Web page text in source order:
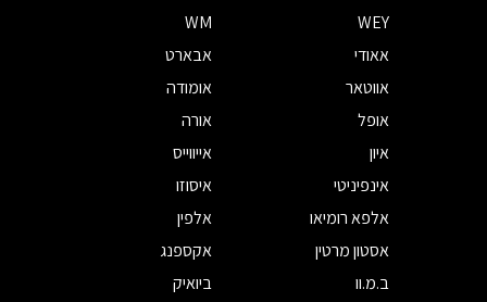
WEY
WM
אאודי
אבארט
אווטאר
אומודה
אופל
אורה
איון
אייווייס
אינפיניטי
איסוזו
אלפא רומיאו
אלפין
אסטון מרטין
אקספנג
ב.מ.וו
ביואיק